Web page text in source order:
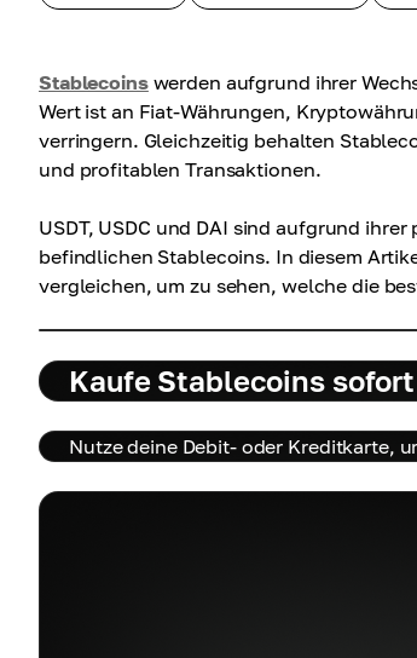
Stablecoinswerden aufgrund ihrer
Wert ist an Fiat-Währungen,
verringern. Gleichzeitig behalten
und profitablen Transaktionen.
USDT, USDC und DAI sind aufgrund
befindlichen Stablecoins. In diesem
vergleichen, um zu sehen, welche die
Kaufe Stablecoins sofort
Nutze deine Debit- oder Kreditkarte,